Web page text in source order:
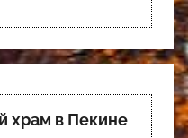
храм в Пекине